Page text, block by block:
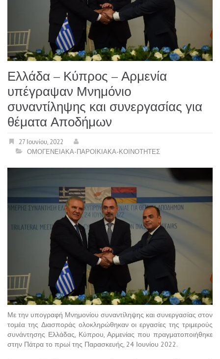
Ελλάδα – Κύπρος – Αρμενία
υπέγραψαν Μνημόνιο
συναντίληψης και συνεργασίας για
θέματα Αποδήμων
27 Ιουνίου, 2022
ΟΜΟΓΕΝΕΙΑΚΑ-ΠΑΡΟΙΚΙΑΚΑ-ΚΟΙΝΟΤΗΤΕΣ
Με την υπογραφή Μνημονίου συναντίληψης και συνεργασίας στον
τομέα της Διασποράς ολοκληρώθηκαν οι εργασίες της τριμερούς
συνάντησης Ελλάδας, Κύπρου, Αρμενίας που πραγματοποιήθηκε
στην Πάτρα το πρωί της Παρασκευής, 24 Ιουνίου 2022.